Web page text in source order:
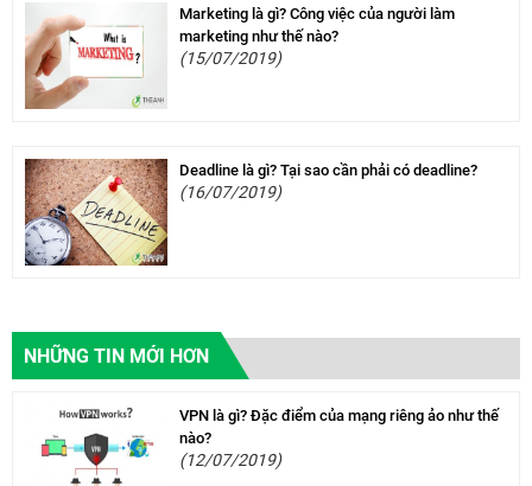
Marketing là gì? Công việc của người làm
marketing như thế nào?
(15/07/2019)
Deadline là gì? Tại sao cần phải có deadline?
(16/07/2019)
NHỮNG TIN MỚI HƠN
VPN là gì? Đặc điểm của mạng riêng ảo như thế
nào?
(12/07/2019)